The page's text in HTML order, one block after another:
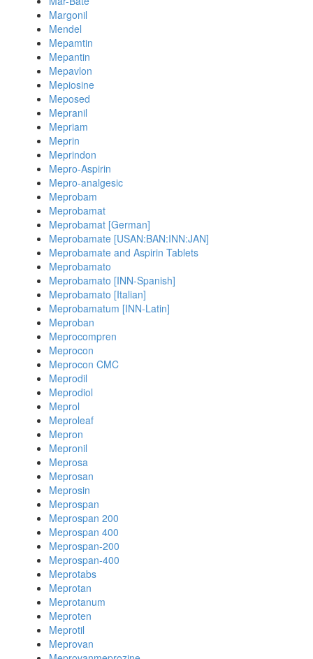
Margonil
Mendel
Mepamtin
Mepantin
Mepavlon
Mepiosine
Meposed
Mepranil
Mepriam
Meprin
Meprindon
Mepro-Aspirin
Mepro-analgesic
Meprobam
Meprobamat
Meprobamat [German]
Meprobamate [USAN:BAN:INN:JAN]
Meprobamate and Aspirin Tablets
Meprobamato
Meprobamato [INN-Spanish]
Meprobamato [Italian]
Meprobamatum [INN-Latin]
Meproban
Meprocompren
Meprocon
Meprocon CMC
Meprodil
Meprodiol
Meprol
Meproleaf
Mepron
Mepronil
Meprosa
Meprosan
Meprosin
Meprospan
Meprospan 200
Meprospan 400
Meprospan-200
Meprospan-400
Meprotabs
Meprotan
Meprotanum
Meproten
Meprotil
Meprovan